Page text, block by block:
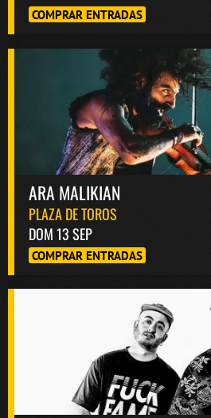
COMPRAR ENTRADAS
ARA MALIKIAN
PLAZA DE TOROS
DOM 13 SEP
COMPRAR ENTRADAS